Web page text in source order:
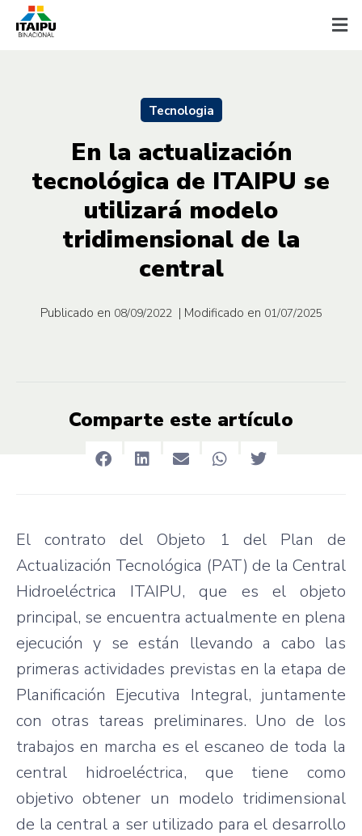
Tecnologia
En la actualización
tecnológica de ITAIPU se
utilizará modelo
tridimensional de la
central
Publicado en 08/09/2022 | Modificado en 01/07/2025
Comparte este artículo
El contrato del Objeto 1 del Plan de
Actualización Tecnológica (PAT) de la Central
Hidroeléctrica ITAIPU, que es el objeto
principal, se encuentra actualmente en plena
ejecución y se están llevando a cabo las
primeras actividades previstas en la etapa de
Planificación Ejecutiva Integral, juntamente
con otras tareas preliminares. Uno de los
trabajos en marcha es el escaneo de toda la
central hidroeléctrica, que tiene como
objetivo obtener un modelo tridimensional
de la central a ser utilizado para el desarrollo